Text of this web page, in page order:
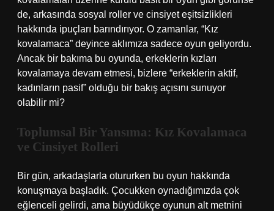
de, arkasında sosyal roller ve cinsiyet eşitsizlikleri
hakkında ipuçları barındırıyor. O zamanlar, “Kız
kovalamaca” deyince aklımıza sadece oyun geliyordu.
Ancak bir bakıma bu oyunda, erkeklerin kızları
kovalamaya devam etmesi, bizlere “erkeklerin aktif,
kadınların pasif” olduğu bir bakış açısını sunuyor
olabilir mi?
Toplumsal Bir Yansıma: Kız Kovalamaca
ve Cinsiyet Rolleri
Bir gün, arkadaşlarla otururken bu oyun hakkında
konuşmaya başladık. Çocukken oynadığımızda çok
eğlenceli gelirdi, ama büyüdükçe oyunun alt metnini